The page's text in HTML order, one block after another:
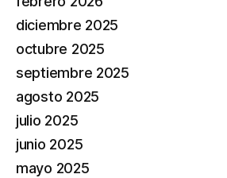
diciembre 2025
octubre 2025
septiembre 2025
agosto 2025
julio 2025
junio 2025
mayo 2025